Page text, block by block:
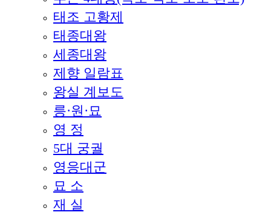
태조 고황제
태종대왕
세종대왕
제향 일람표
왕실 계보도
릉·원·묘
영 정
5대 궁궐
영응대군
묘 소
재 실